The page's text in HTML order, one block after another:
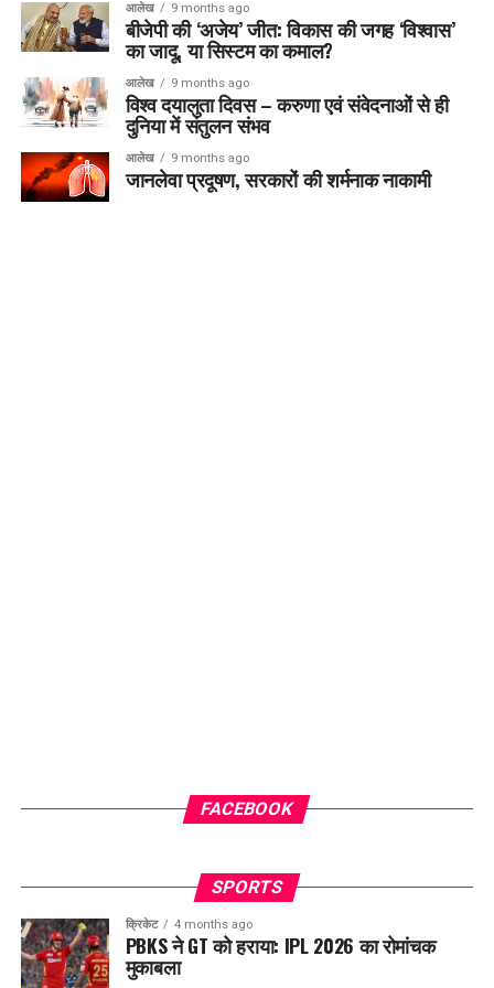
आलेख 9 months ago
बीजेपी की ‘अजेय’ जीत: विकास की जगह ‘विश्वास’
का जादू, या सिस्टम का कमाल?
आलेख 9 months ago
विश्व दयालुता दिवस – करुणा एवं संवेदनाओं से ही
दुनिया में संतुलन संभव
आलेख 9 months ago
जानलेवा प्रदूषण, सरकारों की शर्मनाक नाकामी
FACEBOOK
SPORTS
क्रिकेट 4 months ago
PBKS ने GT को हराया: IPL 2026 का रोमांचक
मुकाबला